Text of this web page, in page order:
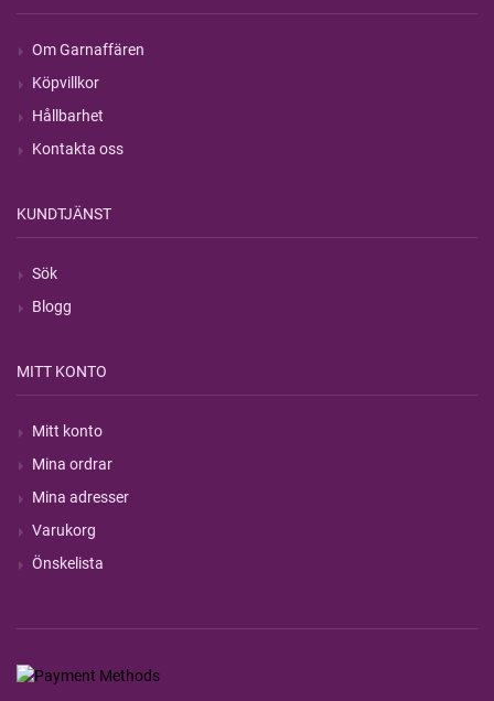
Om Garnaffären
Köpvillkor
Hållbarhet
Kontakta oss
KUNDTJÄNST
Sök
Blogg
MITT KONTO
Mitt konto
Mina ordrar
Mina adresser
Varukorg
Önskelista